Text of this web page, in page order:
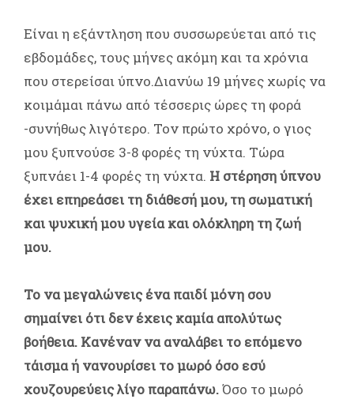
Είναι η εξάντληση που συσσωρεύεται από τις
εβδομάδες, τους μήνες ακόμη και τα χρόνια
που στερείσαι ύπνο.Διανύω 19 μήνες χωρίς να
κοιμάμαι πάνω από τέσσερις ώρες τη φορά
-συνήθως λιγότερο. Τον πρώτο χρόνο, ο γιος
μου ξυπνούσε 3-8 φορές τη νύχτα. Τώρα
ξυπνάει 1-4 φορές τη νύχτα. Η στέρηση ύπνου
έχει επηρεάσει τη διάθεσή μου, τη σωματική
και ψυχική μου υγεία και ολόκληρη τη ζωή
μου.
Το να μεγαλώνεις ένα παιδί μόνη σου
σημαίνει ότι δεν έχεις καμία απολύτως
βοήθεια. Κανέναν να αναλάβει το επόμενο
τάισμα ή νανουρίσει το μωρό όσο εσύ
χουζουρεύεις λίγο παραπάνω.Όσο το μωρό